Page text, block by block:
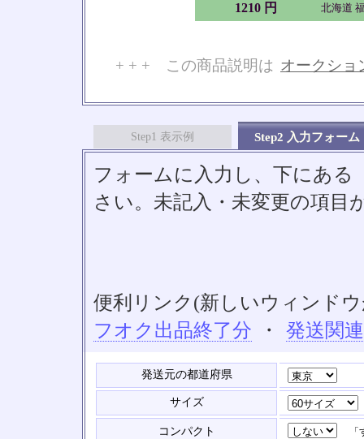
1210 円 北海道
+ + + この商品説明は オークショ
Step1 表示例 Step2 入力フォーム
フォームに入力し、下にあ
さい。未記入・未変更の項目
便利リンク(新しいウィンド
フオク出品終了分
・ 発送関
発送元の都道府県
サイズ
コンパクト
「